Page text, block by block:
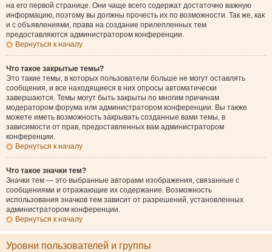
на его первой странице. Они чаще всего содержат достаточно важную
информацию, поэтому вы должны прочесть их по возможности. Так же, как
и с объявлениями, права на создание прилепленных тем
предоставляются администратором конференции.
Вернуться к началу
Что такое закрытые темы?
Это такие темы, в которых пользователи больше не могут оставлять
сообщения, и все находящиеся в них опросы автоматически
завершаются. Темы могут быть закрыты по многим причинам
модератором форума или администратором конференции. Вы также
можете иметь возможность закрывать созданные вами темы, в
зависимости от прав, предоставленных вам администратором
конференции.
Вернуться к началу
Что такое значки тем?
Значки тем — это выбранные авторами изображения, связанные с
сообщениями и отражающие их содержание. Возможность
использования значков тем зависит от разрешений, установленных
администратором конференции.
Вернуться к началу
Уровни пользователей и группы